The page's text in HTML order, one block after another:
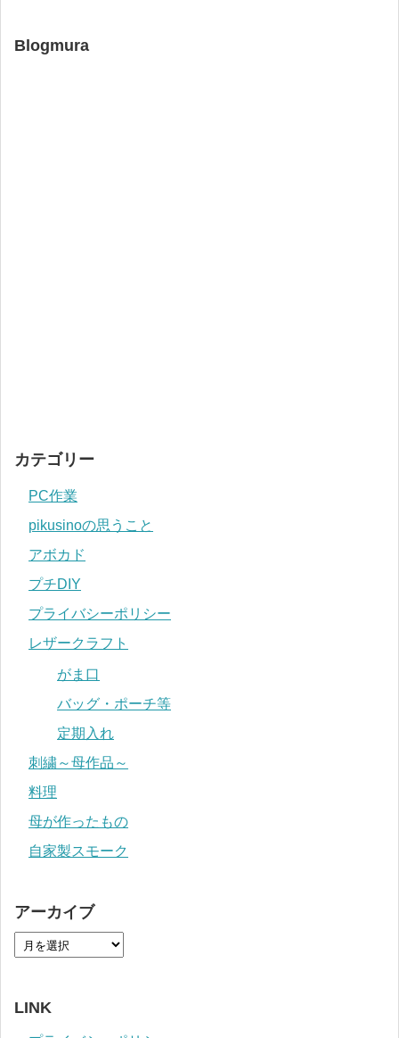
Blogmura
カテゴリー
PC作業
pikusinoの思うこと
アボカド
プチDIY
プライバシーポリシー
レザークラフト
がま口
バッグ・ポーチ等
定期入れ
刺繍～母作品～
料理
母が作ったもの
自家製スモーク
アーカイブ
LINK